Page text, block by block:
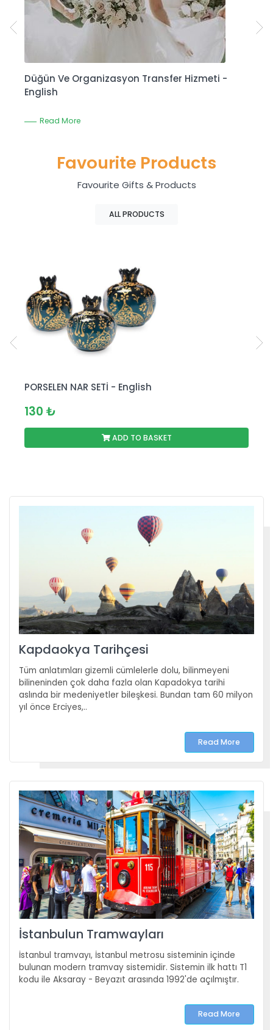
Düğün Ve Organizasyon Transfer Hizmeti -
English
Read More
Favourite Products
Favourite Gifts & Products
ALL PRODUCTS
PORSELEN NAR SETİ - English
130 ₺
ADD TO BASKET
Kapdaokya Tarihçesi
Tüm anlatımları gizemli cümlelerle dolu, bilinmeyeni
bilineninden çok daha fazla olan Kapadokya tarihi
aslında bir medeniyetler bileşkesi. Bundan tam 60 milyon
yıl önce Erciyes,..
Read More
İstanbulun Tramwayları
İstanbul tramvayı, İstanbul metrosu sisteminin içinde
bulunan modern tramvay sistemidir. Sistemin ilk hattı T1
kodu ile Aksaray - Beyazıt arasında 1992'de açılmıştır.
Read More